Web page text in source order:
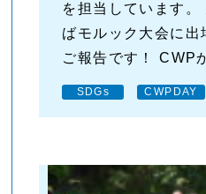
を担当しています。
ばモルック大会に出
ご報告です！ CWP
SDGs CWPDAY